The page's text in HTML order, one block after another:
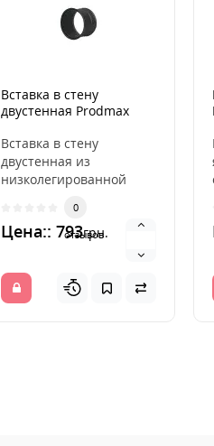
Вставка в стену
двустенная Prodmax
Вставка в стену
двустенная из
низколегированной
предназначена для
соединения дымовой ..
0
отзывов
Цена:: 793грн.